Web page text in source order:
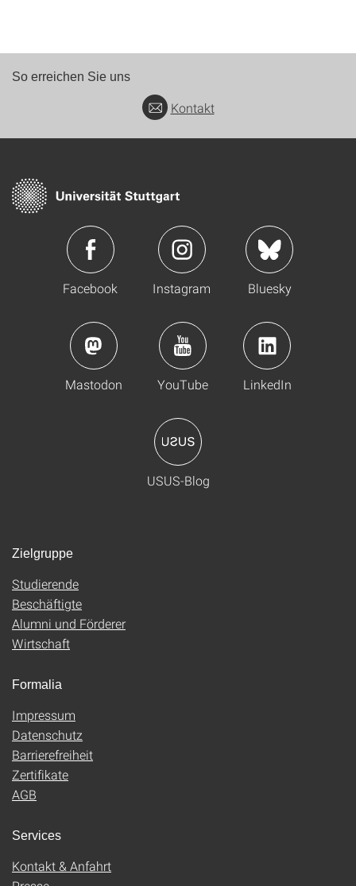
So erreichen Sie uns
Kontakt
Facebook Instagram Bluesky
Mastodon YouTube LinkedIn
USUS-Blog
Zielgruppe
Studierende
Beschäftigte
Alumni und Förderer
Wirtschaft
Formalia
Impressum
Datenschutz
Barrierefreiheit
Zertifikate
AGB
Services
Kontakt & Anfahrt